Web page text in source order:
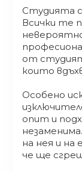
Студията
Всички те
от
които
Особено
опит и
на нея и на
че ще